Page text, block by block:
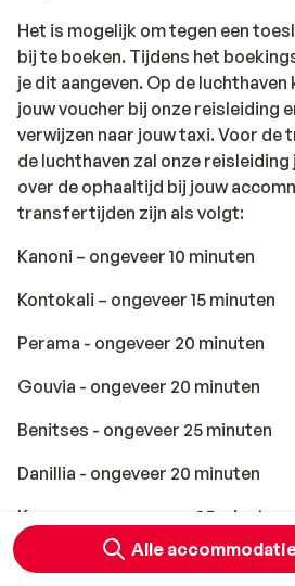
Alle
Het is mogelijk om tegen een
bij te boeken. Tijdens het
je dit aangeven. Op de luchthaven
jouw voucher bij onze reisleiding
verwijzen naar jouw taxi. Voor de
de luchthaven zal onze
over de ophaaltijd bij jouw
transfertijden zijn als volgt:
Kanoni – ongeveer 10 minuten
Kontokali – ongeveer 15 minuten
Perama - ongeveer 20 minuten
Gouvia - ongeveer 20 minuten
Benitses - ongeveer 25 minuten
Danillia - ongeveer 20 minuten
Kommeno – ongeveer 25 minuten
Agios Ioannis - ongeveer 25